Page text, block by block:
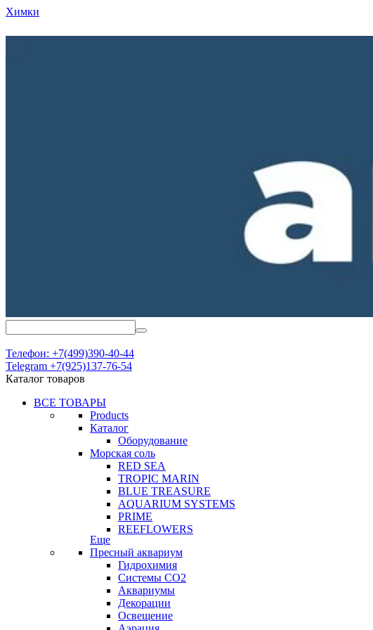
Химки
Телефон: +7(499)390-40-44
Telegram +7(925)137-76-54
Каталог товаров
ВСЕ ТОВАРЫ
Products
Каталог
Оборудование
Морская соль
RED SEA
TROPIC MARIN
BLUE TREASURE
AQUARIUM SYSTEMS
PRIME
REEFLOWERS
Еще
Пресный аквариум
Гидрохимия
Системы СО2
Аквариумы
Декорации
Освещение